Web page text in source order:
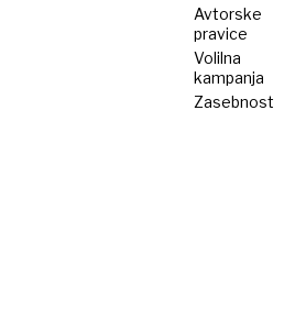
Avtorske
pravice
Volilna
kampanja
Zasebnost